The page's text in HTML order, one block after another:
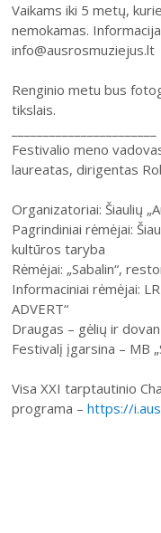
Vaikams iki 5 metų,
nemokamas.
info@ausrosmuziejus.lt
Renginio metu bus
tikslais.
Festivalio meno
laureatas, dirigentas
Organizatoriai: Šiaulių
Pagrindiniai rėmėjai:
kultūros taryba
Rėmėjai: „Sabalin“,
Informaciniai rėmėjai:
ADVERT“
Draugas – gėlių ir
Festivalį įgarsina – MB
Visa XXI tarptautinio
programa – https://